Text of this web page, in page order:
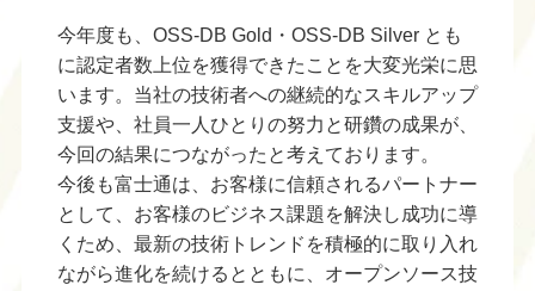
今年度も、OSS-DB Gold・OSS-DB Silver とも
に認定者数上位を獲得できたことを大変光栄に思
います。当社の技術者への継続的なスキルアップ
支援や、社員一人ひとりの努力と研鑽の成果が、
今回の結果につながったと考えております。
今後も富士通は、お客様に信頼されるパートナー
として、お客様のビジネス課題を解決し成功に導
くため、最新の技術トレンドを積極的に取り入れ
ながら進化を続けるとともに、オープンソース技